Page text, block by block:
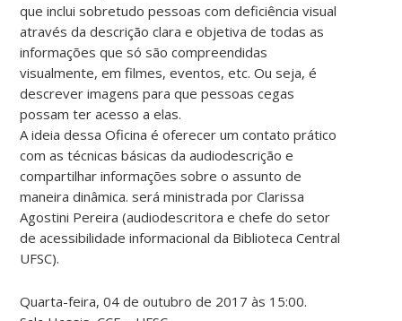
que inclui sobretudo pessoas com deficiência visual
através da descrição clara e objetiva de todas as
informações que só são compreendidas
visualmente, em filmes, eventos, etc. Ou seja, é
descrever imagens para que pessoas cegas
possam ter acesso a elas.
A ideia dessa Oficina é oferecer um contato prático
com as técnicas básicas da audiodescrição e
compartilhar informações sobre o assunto de
maneira dinâmica. será ministrada por Clarissa
Agostini Pereira (audiodescritora e chefe do setor
de acessibilidade informacional da Biblioteca Central
UFSC).
Quarta-feira, 04 de outubro de 2017 às 15:00.